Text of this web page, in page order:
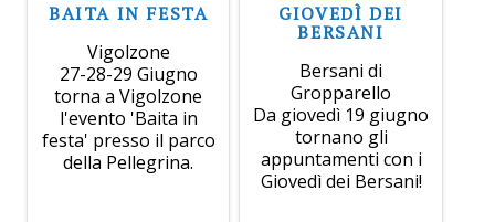
BAITA IN FESTA
Vigolzone
27-28-29 Giugno
torna a Vigolzone
l'evento 'Baita in
festa' presso il parco
della Pellegrina.
GIOVEDÌ DEI
BERSANI
Bersani di
Gropparello
Da giovedì 19 giugno
tornano gli
appuntamenti con i
Giovedì dei Bersani!